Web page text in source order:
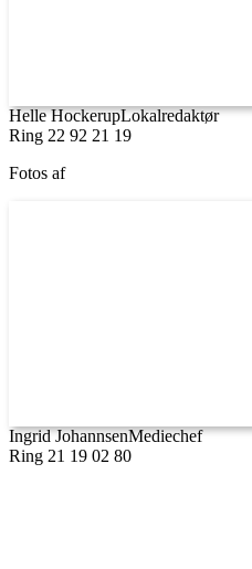
Helle HockerupLokalredaktør
Ring 22 92 21 19
Fotos af
Ingrid JohannsenMediechef
Ring 21 19 02 80